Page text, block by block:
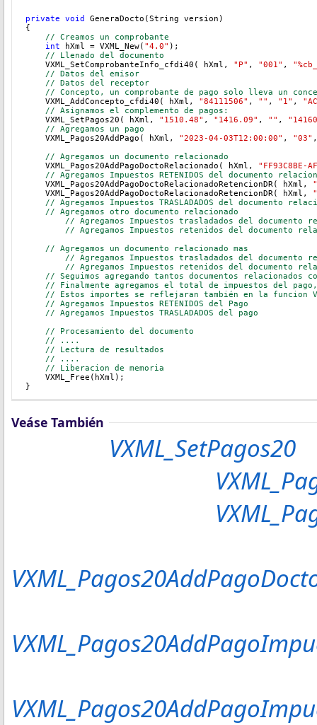
private void
GeneraDocto(String version)
{
// Creamos un comprobante
int hXml = VXML_New( "4.0" );
// Llenado del documento
    VXML_SetComprobanteInfo_cfdi40( hXml,
"P" , "001" ,
// Datos del emisor
// Datos del receptor
// Concepto, un comprobante de pago solo lleva un
    VXML_AddConcepto_cfdi40( hXml,
"84111506" , "" , "1" ,
// Asignamos el complemento de pagos:
VXML_SetPagos20( hXml, "1510.48" , "1416.09" , "" ,
    // Agregamos un pago
    VXML_Pagos20AddPago( hXml,
"2023-04-03T12:00:00" , "03"
    // Agregamos un documento relacionado
    VXML_Pagos20AddPagoDoctoRelacionado( hXml,
"FF93C8BE-
// Agregamos Impuestos RETENIDOS del documento
    VXML_Pagos20AddPagoDoctoRelacionadoRetencionDR( hXml,
    VXML_Pagos20AddPagoDoctoRelacionadoRetencionDR( hXml,
// Agregamos Impuestos TRASLADADOS del documento
    // Agregamos otro documento relacionado
// Agregamos Impuestos trasladados del documento
// Agregamos Impuestos retenidos del documento
    // Agregamos un documento relacionado mas
// Agregamos Impuestos trasladados del documento
// Agregamos Impuestos retenidos del documento
// Seguimos agregando tantos documentos relacionados
// Finalmente agregamos el total de impuestos del
// Estos importes se reflejaran también en la funcion
    // Agregamos Impuestos RETENIDOS del Pago
    // Agregamos Impuestos TRASLADADOS del pago
    // Procesamiento del documento
// ....
// Lectura de resultados
// ....
// Liberacion de memoria
    VXML_Free(hXml);
}
Veáse También
VXML_SetPagos20